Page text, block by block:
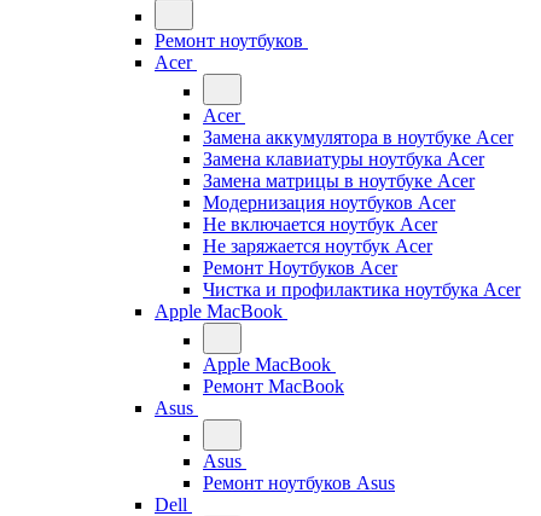
Ремонт ноутбуков
Acer
Acer
Замена аккумулятора в ноутбуке Acer
Замена клавиатуры ноутбука Acer
Замена матрицы в ноутбуке Acer
Модернизация ноутбуков Acer
Не включается ноутбук Acer
Не заряжается ноутбук Acer
Ремонт Ноутбуков Acer
Чистка и профилактика ноутбука Acer
Apple MacBook
Apple MacBook
Ремонт MacBook
Asus
Asus
Ремонт ноутбуков Asus
Dell